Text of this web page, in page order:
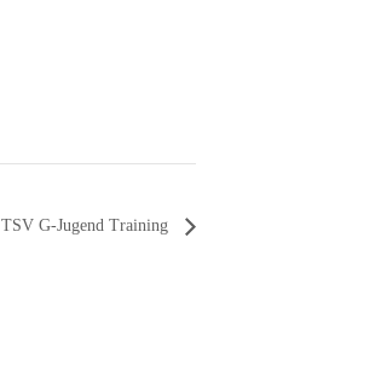
TSV G-Jugend Training